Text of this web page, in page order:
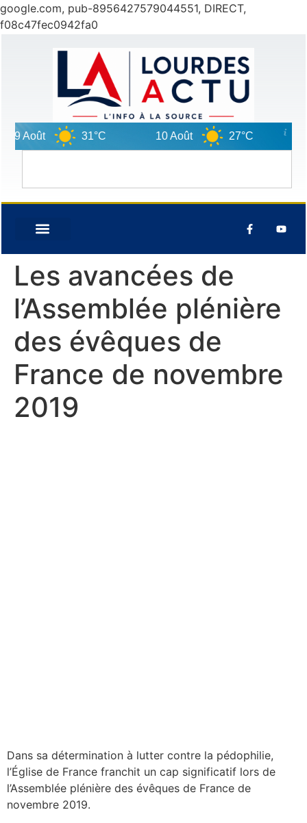
google.com, pub-8956427579044551, DIRECT,
f08c47fec0942fa0
Août 31°C 10 Août 27°C 11
Les avancées de
l’Assemblée plénière
des évêques de
France de novembre
2019
Dans sa détermination à lutter contre la pédophilie,
l’Église de France franchit un cap significatif lors de
l’Assemblée plénière des évêques de France de
novembre 2019.